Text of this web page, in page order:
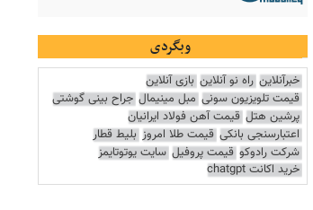
وبگردی
خبرآنلاین راه نو آنلاین بازی آنلاین
قیمت تلویزیون سونی مبل مینیمال جراح بینی گوشتی
پرشین هتل قیمت آهن فولاد ایرانیان
اعتبارسنجی بانکی قیمت طلا امروز بلیط قطار
شرکت رادوکو قیمت پروفیل سایت یوتوتایمز
خرید اکانت chatgpt